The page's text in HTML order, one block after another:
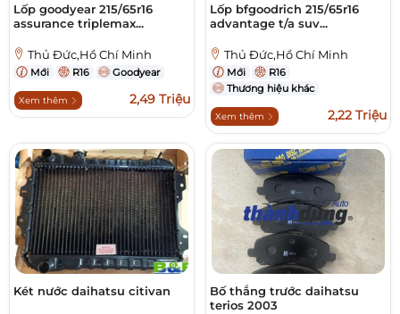
Lốp goodyear 215/65r16
assurance triplemax...
Thủ Đức,Hồ Chí Minh
Mới R16 Goodyear
Xem thêm 2,49 Triệu
Lốp bfgoodrich 215/65r16
advantage t/a suv...
Thủ Đức,Hồ Chí Minh
Mới
R16
Thương hiệu khác
Xem thêm 2,22 Triệu
Két nước daihatsu citivan
Bố thắng trước daihatsu
terios 2003